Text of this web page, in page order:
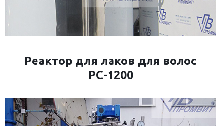
Реактор для лаков для волос
РС-1200